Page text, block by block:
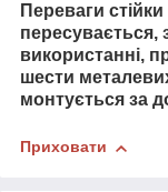
Переваги
пересувається,
використанні,
шести
монтується за
Приховати